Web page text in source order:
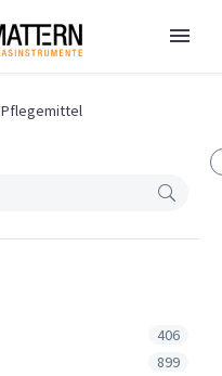
Pflegemittel
406
899